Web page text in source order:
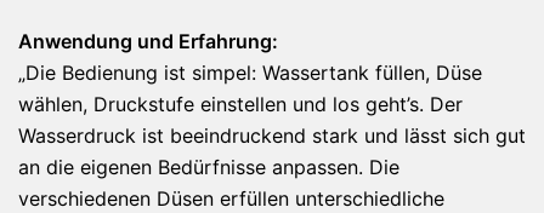
Anwendung und Erfahrung:
„Die Bedienung ist simpel: Wassertank füllen, Düse
wählen, Druckstufe einstellen und los geht’s. Der
Wasserdruck ist beeindruckend stark und lässt sich gut
an die eigenen Bedürfnisse anpassen. Die
verschiedenen Düsen erfüllen unterschiedliche